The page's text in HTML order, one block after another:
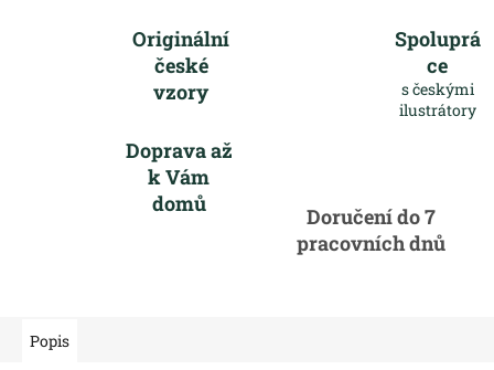
Originální
české
vzory
Spoluprá
ce
s českými
ilustrátory
Doprava až
k Vám
domů
Doručení do 7
pracovních dnů
Popis